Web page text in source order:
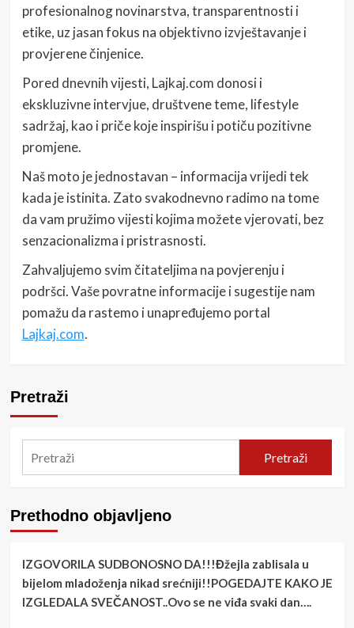
profesionalnog novinarstva, transparentnosti i
etike, uz jasan fokus na objektivno izvještavanje i
provjerene činjenice.
Pored dnevnih vijesti, Lajkaj.com donosi i
ekskluzivne intervjue, društvene teme, lifestyle
sadržaj, kao i priče koje inspirišu i potiču pozitivne
promjene.
Naš moto je jednostavan – informacija vrijedi tek
kada je istinita. Zato svakodnevno radimo na tome
da vam pružimo vijesti kojima možete vjerovati, bez
senzacionalizma i pristrasnosti.
Zahvaljujemo svim čitateljima na povjerenju i
podršci. Vaše povratne informacije i sugestije nam
pomažu da rastemo i unapređujemo portal
Lajkaj.com.
Pretraži
Pretraži
Prethodno objavljeno
IZGOVORILA SUDBONOSNO DA!!!Đžejla zablisala u
bijelom mladoženja nikad srećniji!!POGEDAJTE KAKO JE
IZGLEDALA SVEČANOST..Ovo se ne viđa svaki dan….